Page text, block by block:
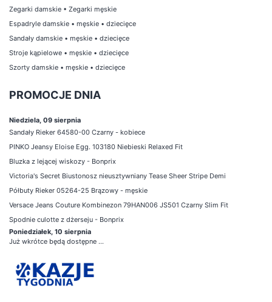
Zegarki damskie • Zegarki męskie
Espadryle damskie • męskie • dziecięce
Sandały damskie • męskie • dziecięce
Stroje kąpielowe • męskie • dziecięce
Szorty damskie • męskie • dziecięce
PROMOCJE DNIA
Niedziela, 09 sierpnia
Sandały Rieker 64580-00 Czarny - kobiece
PINKO Jeansy Eloise Egg. 103180 Niebieski Relaxed Fit
Bluzka z lejącej wiskozy - Bonprix
Victoria's Secret Biustonosz nieusztywniany Tease Sheer Stripe Demi
Półbuty Rieker 05264-25 Brązowy - męskie
Versace Jeans Couture Kombinezon 79HAN006 JS501 Czarny Slim Fit
Spodnie culotte z dżerseju - Bonprix
Poniedziałek, 10 sierpnia
Już wkrótce będą dostępne ...